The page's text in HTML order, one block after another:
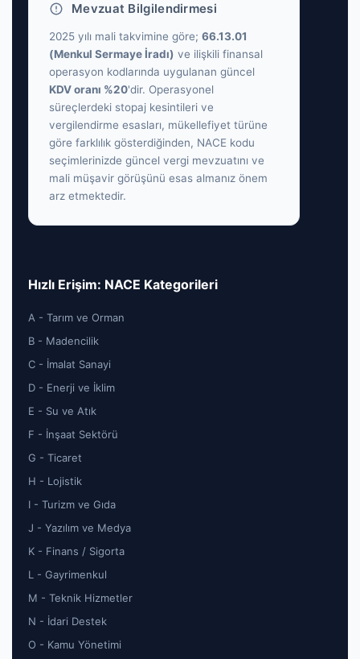
Mevzuat Bilgilendirmesi
2025 yılı mali takvimine göre; 66.13.01
(Menkul Sermaye İradı) ve ilişkili finansal
operasyon kodlarında uygulanan güncel
KDV oranı %20'dir. Operasyonel
süreçlerdeki stopaj kesintileri ve
vergilendirme esasları, mükellefiyet türüne
göre farklılık gösterdiğinden, NACE kodu
seçimlerinizde güncel vergi mevzuatını ve
mali müşavir görüşünü esas almanız önem
arz etmektedir.
Hızlı Erişim: NACE Kategorileri
A - Tarım ve Orman
B - Madencilik
C - İmalat Sanayi
D - Enerji ve İklim
E - Su ve Atık
F - İnşaat Sektörü
G - Ticaret
H - Lojistik
I - Turizm ve Gıda
J - Yazılım ve Medya
K - Finans / Sigorta
L - Gayrimenkul
M - Teknik Hizmetler
N - İdari Destek
O - Kamu Yönetimi